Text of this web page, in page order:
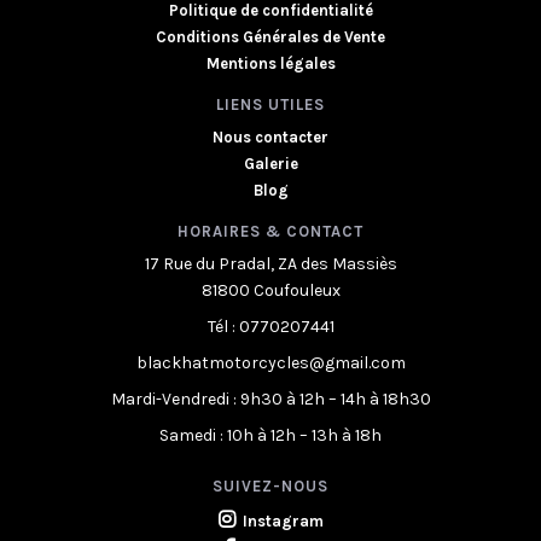
Politique de confidentialité
Conditions Générales de Vente
Mentions légales
LIENS UTILES
Nous contacter
Galerie
Blog
HORAIRES & CONTACT
17 Rue du Pradal, ZA des Massiès
81800 Coufouleux
Tél : 0770207441
blackhatmotorcycles@gmail.com
Mardi-Vendredi : 9h30 à 12h – 14h à 18h30
Samedi : 10h à 12h – 13h à 18h
SUIVEZ-NOUS
Instagram